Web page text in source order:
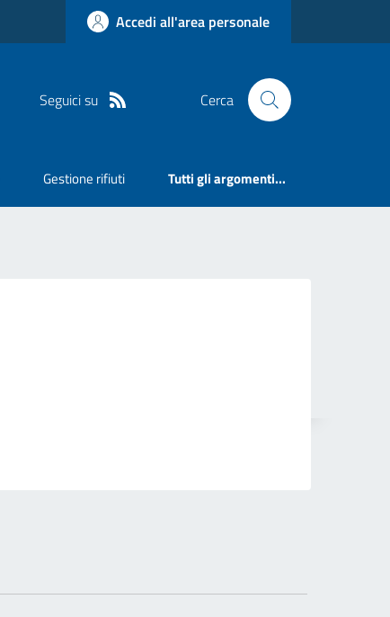
Accedi all'area personale
Seguici su Cerca
Gestione rifiuti Tutti gli argomenti...